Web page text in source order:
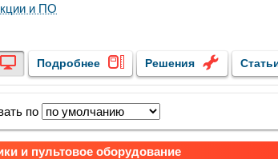
и ПО
Подробнее Решения
по
и пультовое оборудование